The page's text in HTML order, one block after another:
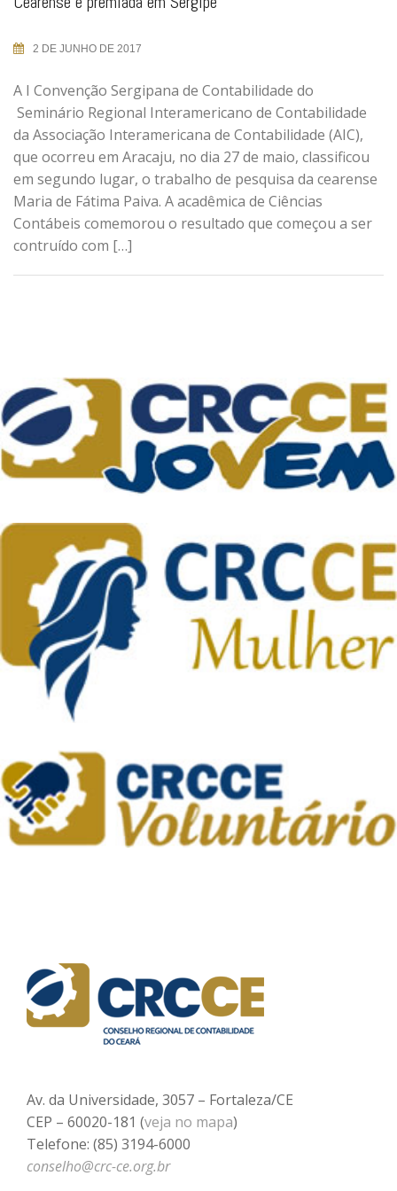
2 DE JUNHO DE 2017
A I Convenção Sergipana de Contabilidade do
Seminário Regional Interamericano de Contabilidade
da Associação Interamericana de Contabilidade (AIC),
que ocorreu em Aracaju, no dia 27 de maio, classificou
em segundo lugar, o trabalho de pesquisa da cearense
Maria de Fátima Paiva. A acadêmica de Ciências
Contábeis comemorou o resultado que começou a ser
contruído com […]
Av. da Universidade, 3057 – Fortaleza/CE
CEP – 60020-181 (veja no mapa)
Telefone: (85) 3194-6000
conselho@crc-ce.org.br